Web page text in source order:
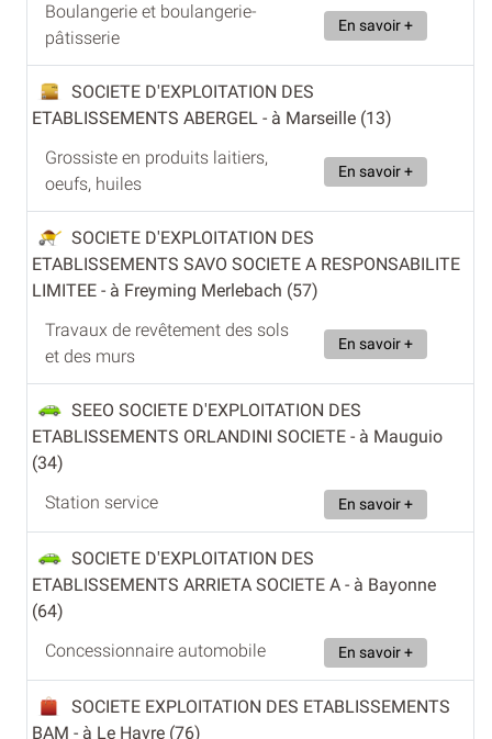
Boulangerie et boulangerie-
pâtisserie
En savoir +
SOCIETE D'EXPLOITATION DES
ETABLISSEMENTS ABERGEL - à Marseille (13)
Grossiste en produits laitiers,
oeufs, huiles
En savoir +
SOCIETE D'EXPLOITATION DES
ETABLISSEMENTS SAVO SOCIETE A RESPONSABILITE
LIMITEE - à Freyming Merlebach (57)
Travaux de revêtement des sols
et des murs
En savoir +
SEEO SOCIETE D'EXPLOITATION DES
ETABLISSEMENTS ORLANDINI SOCIETE - à Mauguio
(34)
Station service
En savoir +
SOCIETE D'EXPLOITATION DES
ETABLISSEMENTS ARRIETA SOCIETE A - à Bayonne
(64)
Concessionnaire automobile
En savoir +
SOCIETE EXPLOITATION DES ETABLISSEMENTS
BAM - à Le Havre (76)